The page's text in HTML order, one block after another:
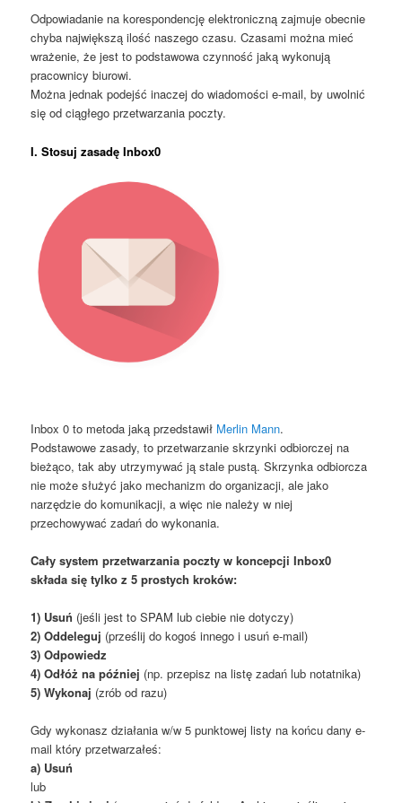
Odpowiadanie na korespondencję elektroniczną zajmuje obecnie
chyba największą ilość naszego czasu. Czasami można mieć
wrażenie, że jest to podstawowa czynność jaką wykonują
pracownicy biurowi.
Można jednak podejść inaczej do wiadomości e-mail, by uwolnić
się od ciągłego przetwarzania poczty.
I. Stosuj zasadę Inbox0
Inbox 0 to metoda jaką przedstawił Merlin Mann.
Podstawowe zasady, to przetwarzanie skrzynki odbiorczej na
bieżąco, tak aby utrzymywać ją stale pustą. Skrzynka odbiorcza
nie może służyć jako mechanizm do organizacji, ale jako
narzędzie do komunikacji, a więc nie należy w niej
przechowywać zadań do wykonania.
Cały system przetwarzania poczty w koncepcji Inbox0
składa się tylko z 5 prostych kroków:
1) Usuń (jeśli jest to SPAM lub ciebie nie dotyczy)
2) Oddeleguj (prześlij do kogoś innego i usuń e-mail)
3) Odpowiedz
4) Odłóż na później (np. przepisz na listę zadań lub notatnika)
5) Wykonaj (zrób od razu)
Gdy wykonasz działania w/w 5 punktowej listy na końcu dany e-
mail który przetwarzałeś:
a) Usuń
lub